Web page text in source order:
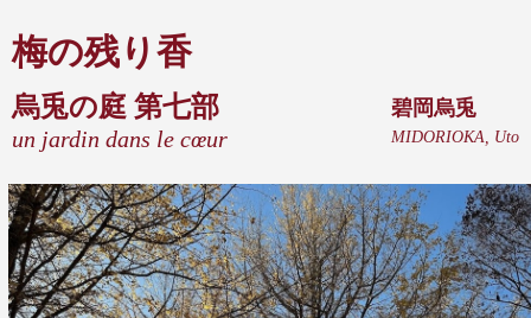
梅の残り香
烏兎の庭 第七部
un jardin dans le cœur
碧岡烏兎
MIDORIOKA, Uto